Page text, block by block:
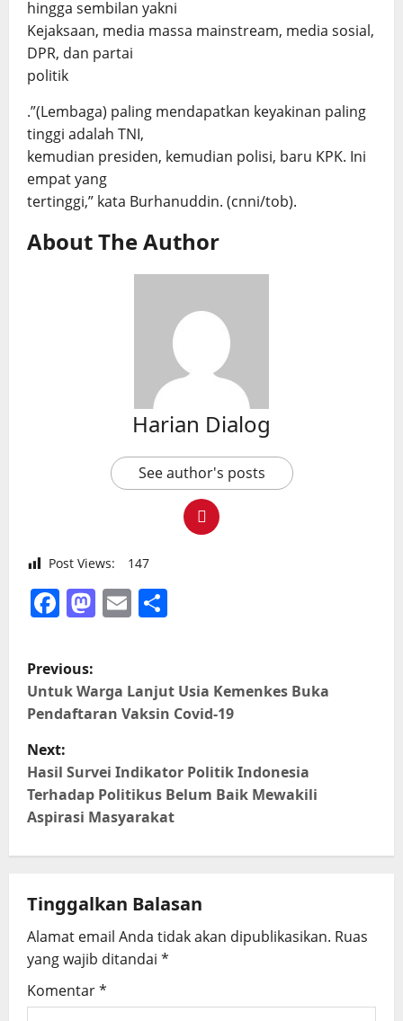
hingga sembilan yakni
Kejaksaan, media massa mainstream, media sosial,
DPR, dan partai
politik
.”(Lembaga) paling mendapatkan keyakinan paling
tinggi adalah TNI,
kemudian presiden, kemudian polisi, baru KPK. Ini
empat yang
tertinggi,” kata Burhanuddin. (cnni/tob).
About The Author
Harian Dialog
See author's posts
Post Views: 147
Facebook
Mastodon
Email
P
o
s
t
n
a
v
i
g
a
Previous:
Untuk Warga Lanjut Usia Kemenkes Buka
Pendaftaran Vaksin Covid-19
Next:
Hasil Survei Indikator Politik Indonesia
Terhadap Politikus Belum Baik Mewakili
Aspirasi Masyarakat
Tinggalkan Balasan
Alamat email Anda tidak akan dipublikasikan. Ruas
yang wajib ditandai *
Komentar*